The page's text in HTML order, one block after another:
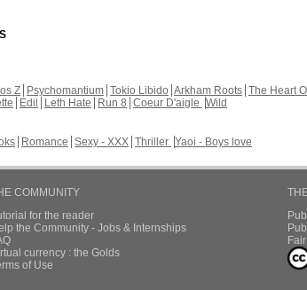
Z Psychomantium Tokio Libido Arkham Roots The Heart
Edil Leth Hate Run 8 Coeur D'aigle Wild
Romance Sexy - XXX Thriller Yaoi - Boys love
COMMUNITY
for the reader
the Community - Jobs & Internships
currency : the Golds
of Use